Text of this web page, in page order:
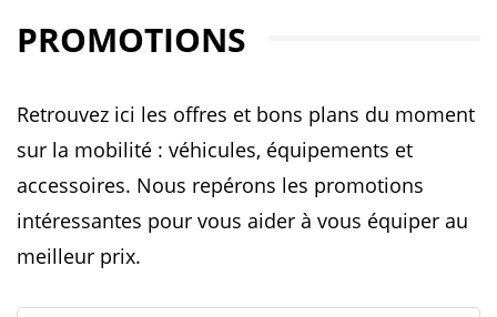
PROMOTIONS
Retrouvez ici les offres et bons plans du moment
sur la mobilité : véhicules, équipements et
accessoires. Nous repérons les promotions
intéressantes pour vous aider à vous équiper au
meilleur prix.